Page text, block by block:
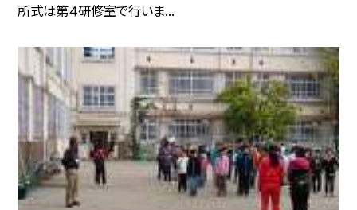
所式は第４研修室で行いま...